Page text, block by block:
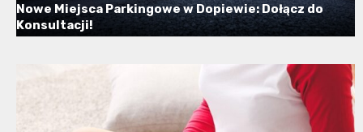
Nowe Miejsca Parkingowe w Dopiewie: Dołącz do
Konsultacji!